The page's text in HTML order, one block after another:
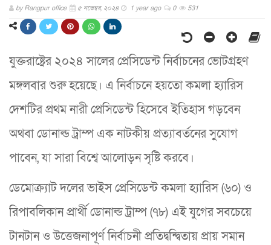
byRangpur office ৫ নভেম্বর, ২০২৪ 1 year ago 0 531
যুক্তরাষ্ট্রের ২০২৪ সালের প্রেসিডেন্ট নির্বাচনের ভোটগ্রহণ
মঙ্গলবার শুরু হয়েছে। এ নির্বাচনে হয়তো কমলা হ্যারিস
দেশটির প্রথম নারী প্রেসিডেন্ট হিসেবে ইতিহাস গড়বেন
অথবা ডোনাল্ড ট্রাম্প এক নাটকীয় প্রত্যাবর্তনের সুযোগ
পাবেন, যা সারা বিশ্বে আলোড়ন সৃষ্টি করবে।
ডেমোক্র্যাট দলের ভাইস প্রেসিডেন্ট কমলা হ্যারিস (৬০) ও
রিপাবলিকান প্রার্থী ডোনাল্ড ট্রাম্প (৭৮) এই যুগের সবচেয়ে
টানটান ও উত্তেজনাপূর্ণ নির্বাচনী প্রতিদ্বন্দ্বিতায় প্রায় সমান